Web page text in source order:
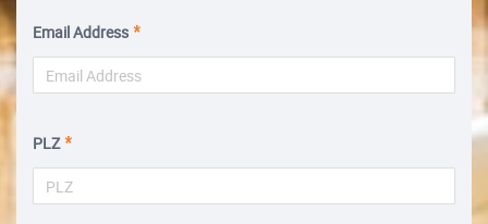
Email Address
PLZ